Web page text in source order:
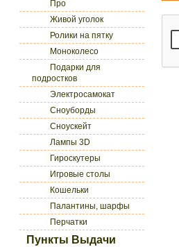
Про
Живой уголок
Ролики на пятку
Моноколесо
Подарки для
подростков
Электросамокат
Сноуборды
Сноускейт
Лампы 3D
Гироскутеры
Игровые столы
Кошельки
Палантины, шарфы
Перчатки
Пункты Выдачи